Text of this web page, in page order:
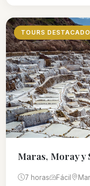
TOURS
Maras, Moray y
7 horas Fácil